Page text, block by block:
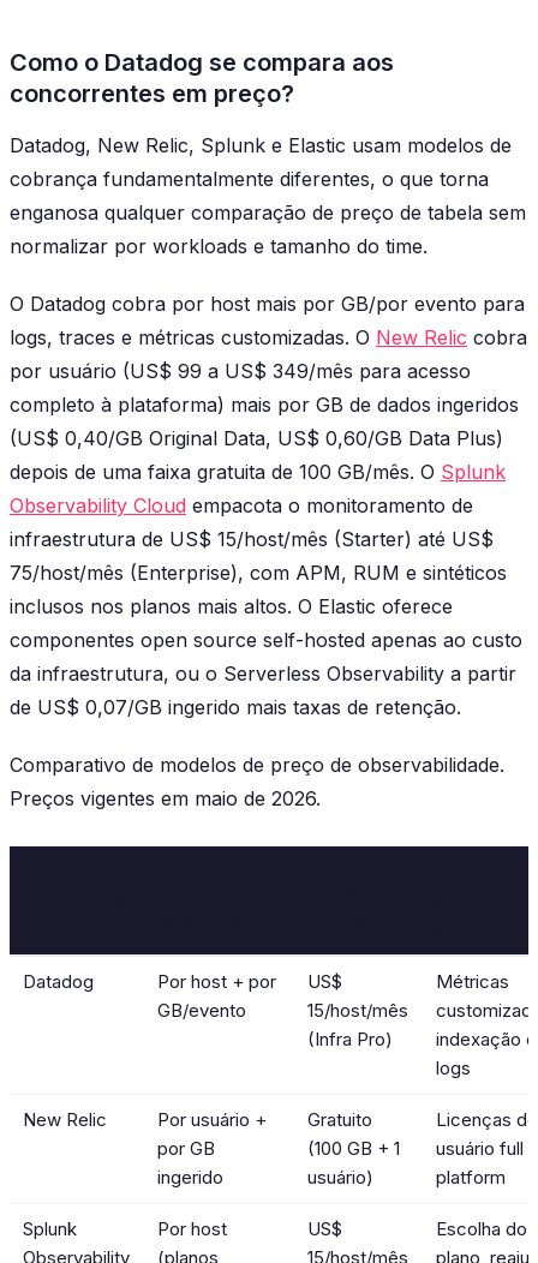
Como o Datadog se compara aos
concorrentes em preço?
Datadog, New Relic, Splunk e Elastic usam modelos de
cobrança fundamentalmente diferentes, o que torna
enganosa qualquer comparação de preço de tabela sem
normalizar por workloads e tamanho do time.
O Datadog cobra por host mais por GB/por evento para
logs, traces e métricas customizadas. O New Relic cobra
por usuário (US$ 99 a US$ 349/mês para acesso
completo à plataforma) mais por GB de dados ingeridos
(US$ 0,40/GB Original Data, US$ 0,60/GB Data Plus)
depois de uma faixa gratuita de 100 GB/mês. O Splunk
Observability Cloud empacota o monitoramento de
infraestrutura de US$ 15/host/mês (Starter) até US$
75/host/mês (Enterprise), com APM, RUM e sintéticos
inclusos nos planos mais altos. O Elastic oferece
componentes open source self-hosted apenas ao custo
da infraestrutura, ou o Serverless Observability a partir
de US$ 0,07/GB ingerido mais taxas de retenção.
Comparativo de modelos de preço de observabilidade.
Preços vigentes em maio de 2026.
Datadog
Por host + por
GB/evento
US$
15/host/mês
(Infra Pro)
Métricas
indexação
logs
New Relic
Por usuário +
por GB
ingerido
Gratuito
(100 GB + 1
usuário)
Licenças de
usuário full
platform
Splunk
Observability
Por host
(planos
US$
15/host/mês
Escolha do
plano,